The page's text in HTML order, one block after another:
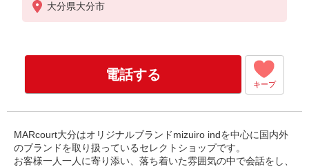
大分県大分市
電話する
キープ
MARcourt大分はオリジナルブランドmizuiro indを中心に国内外
のブランドを取り扱っているセレクトショップです。
お客様一人一人に寄り添い、落ち着いた雰囲気の中で会話をし、